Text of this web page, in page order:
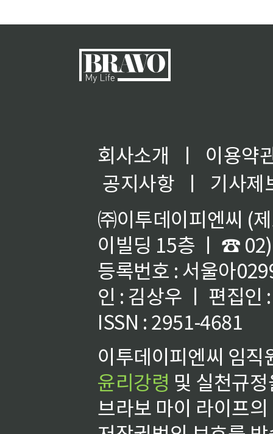
회사소개 ㅣ
이용약
공지사항
ㅣ
기사제
㈜이투데이피엔씨 (
이빌딩 15층 ㅣ ☎
등록번호 : 서울아
인 : 김상우 ㅣ 편집인
ISSN : 2951-4681
이투데이피엔씨 임
윤리강령 및 실천규
브라보 마이 라이프